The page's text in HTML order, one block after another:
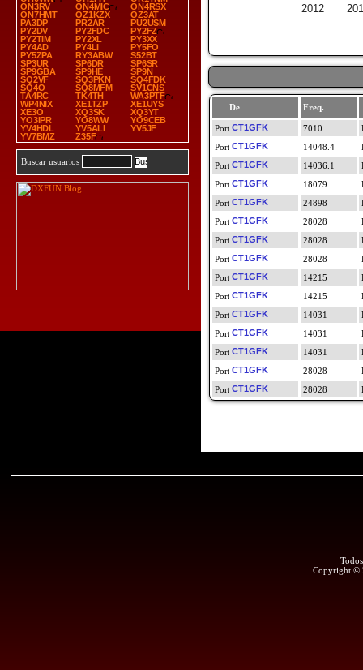
ON3RV
ON4MIC
ON4RSX
ON7HMT
OZ1KZX
OZ3AT
PA3DP
PR2AR
PU2USM
PY2DV
PY2FDC
PY2FZ
PY2TIM
PY2XL
PY3XX
PY4AD
PY4LI
PY5FO
PY5ZPA
RY3ABW
S52BT
SP3UR
SP6DR
SP6SR
SP9GBA
SP9HE
SP9N
SQ2VF
SQ3PKN
SQ4FDK
SQ4O
SQ8MFM
SV1CNS
TA4RC
TK4TH
WA3PTF
WP4NIX
XE1TZP
XE1UYS
XE3O
XQ3SK
XQ3YT
YO3IPR
YO8WW
YO9CEB
YV4HDL
YV5ALI
YV5JF
YV7BMZ
Z35F
Buscar usuarios
2012
De Freq.
CT1GFK
7010
CT1GFK
14048.4
CT1GFK
14036.1
CT1GFK
18079
CT1GFK
24898
CT1GFK
28028
CT1GFK
28028
CT1GFK
28028
CT1GFK
14215
CT1GFK
14215
CT1GFK
14031
CT1GFK
14031
CT1GFK
14031
CT1GFK
28028
CT1GFK
28028
Copyright ©